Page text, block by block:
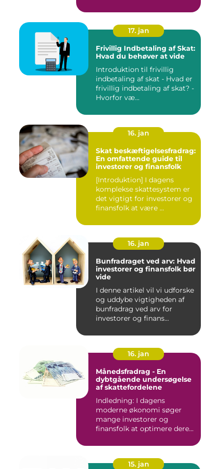
17. jan
Frivillig Indbetaling af Skat:
Hvad du behøver at vide
Introduktion til frivillig
indbetaling af skat - Hvad er
frivillig indbetaling af skat? -
Hvorfor væ...
16. jan
Skat beskæftigelsesfradrag:
En omfattende guide til
investorer og finansfolk
[Introduktion] I dagens
komplekse skattesystem er
det vigtigt for investorer og
finansfolk at være ...
16. jan
Bunfradraget ved arv: Hvad
investorer og finansfolk bør
vide
I denne artikel vil vi udforske
og uddybe vigtigheden af
bunfradrag ved arv for
investorer og finans...
16. jan
Månedsfradrag - En
dybtgående undersøgelse
af skattefordelene
Indledning: I dagens
moderne økonomi søger
mange investorer og
finansfolk at optimere deres
15. jan